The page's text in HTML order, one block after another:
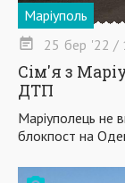
Маріуполь
25 бер '22 /
Сім'я з
ДТП
Маріуполець не
блокпост на